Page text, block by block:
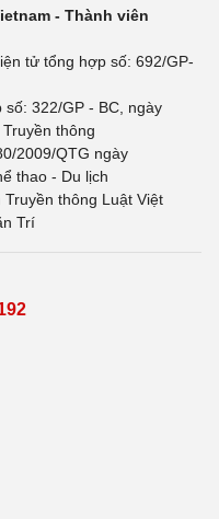
- Thành viên
tử tổng hợp số: 692/GP-
322/GP - BC, ngày
thông
2009/QTG ngày
thao - Du lịch
thông Luật Việt
Trí